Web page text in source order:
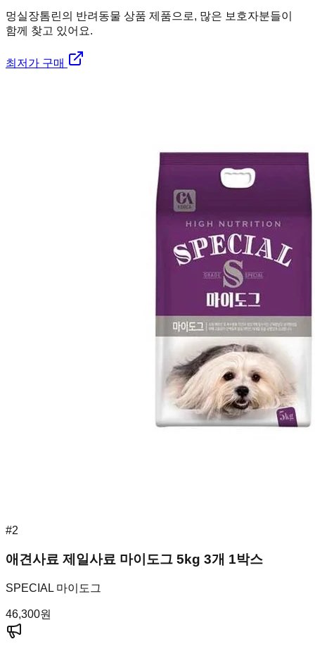
멍실장톰린의 반려동물 상품 제품으로, 많은 보호자분들이
함께 찾고 있어요.
최저가 구매
#2
애견사료 제일사료 마이도그 5kg 3개 1박스
SPECIAL 마이도그
46,300원